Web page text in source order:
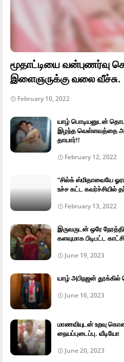
மூதாட்டியை வன்புணர்வு
இளைஞருக்கு வலை வீச்சு.
February 10, 2022
யாழ் பொடியனுடன்
இழந்த வெள்ளவத்தை
தாயார்!!
February 12, 2022
“சில்க் ஸ்மிதாவையே
உச்ச கட்ட கவர்ச்சியில்
February 13, 2022
இருவருடன் ஒரே
களவுமாக பிடிபட்ட
June 19, 2023
யாழ் அபிநஜன் தூக்கில்
June 16, 2023
மாணவியுடன் உறவு
நையப்புடைப்பு. வீடியோ
June 20, 2023